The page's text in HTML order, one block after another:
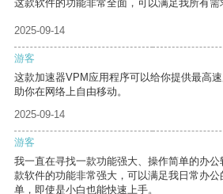
这款软件的功能非常全面，可以满足我所有需
2025-09-14
游客
这款加速器VPM应用程序可以给你提供最高
助你在网络上自由移动。
2025-09-14
游客
我一直在寻找一款功能强大、操作简单的办
款软件的功能非常强大，可以满足我日常办
单，即使是小白也能快速上手。